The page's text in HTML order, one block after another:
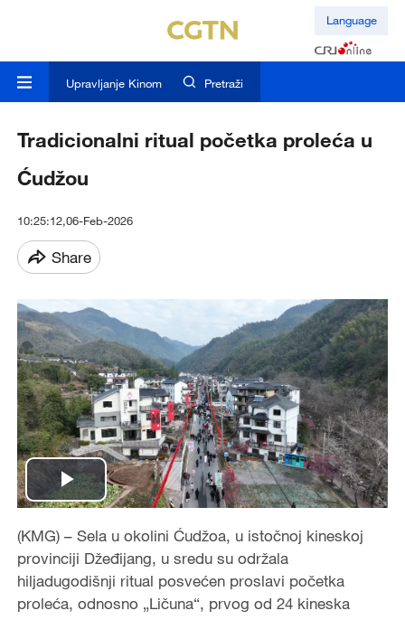
Language
Upravljanje Kinom Pretraži
Tradicionalni ritual početka proleća u
Ćudžou
10:25:12,06-Feb-2026
Share
Play
Video
(KMG) – Sela u okolini Ćudžoa, u istočnoj kineskoj
provinciji Džeđijang, u sredu su održala
hiljadugodišnji ritual posvećen proslavi početka
proleća, odnosno „Ličuna“, prvog od 24 kineska